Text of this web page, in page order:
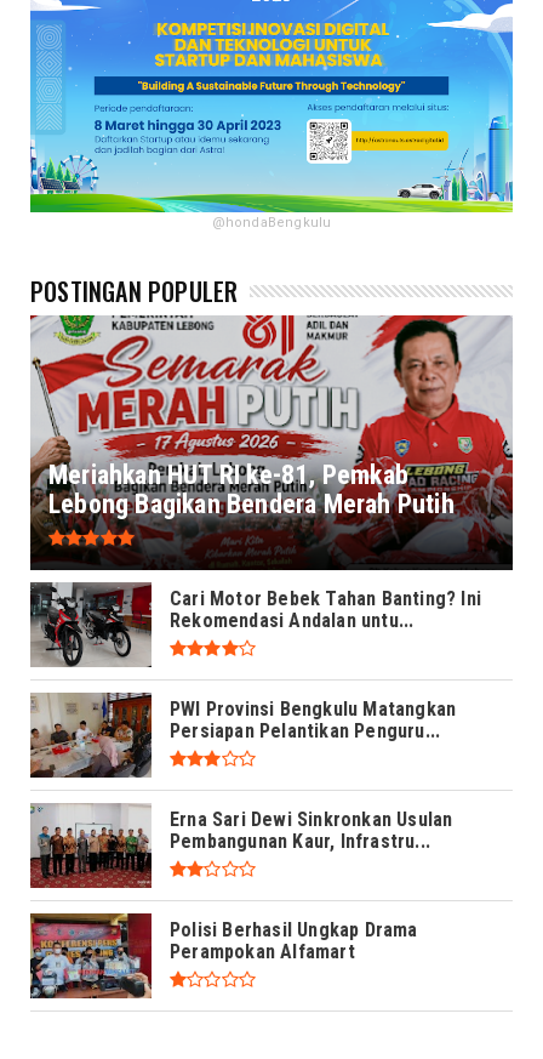
@hondaBengkulu
POSTINGAN POPULER
Meriahkan HUT RI ke-81, Pemkab
Lebong Bagikan Bendera Merah Putih
Cari Motor Bebek Tahan Banting? Ini
Rekomendasi Andalan untu...
PWI Provinsi Bengkulu Matangkan
Persiapan Pelantikan Penguru...
Erna Sari Dewi Sinkronkan Usulan
Pembangunan Kaur, Infrastru...
Polisi Berhasil Ungkap Drama
Perampokan Alfamart